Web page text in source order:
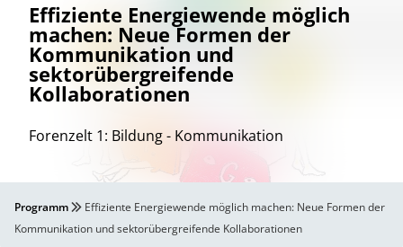
Effiziente Energiewende möglich
machen: Neue Formen der
Kommunikation und
sektorübergreifende
Kollaborationen
Forenzelt 1: Bildung - Kommunikation
Programm
Effiziente Energiewende möglich machen: Neue Formen der
Kommunikation und sektorübergreifende Kollaborationen